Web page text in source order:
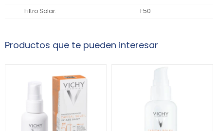
Filtro Solar F50
Productos que te pueden interesar